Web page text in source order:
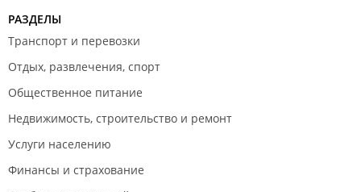
РАЗДЕЛЫ
Транспорт и перевозки
Отдых, развлечения, спорт
Общественное питание
Недвижимость, строительство и ремонт
Услуги населению
Финансы и страхование